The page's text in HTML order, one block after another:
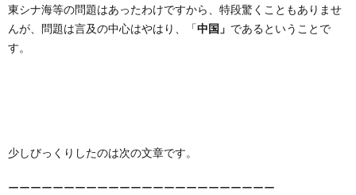
東シナ海等の問題はあったわけですから、特段驚くこともありませ
んが、問題は言及の中心はやはり、「中国」 であるということで
す。
少しびっくりしたのは次の文章です。
ーーーーーーーーーーーーーーーーーーーーーーーー